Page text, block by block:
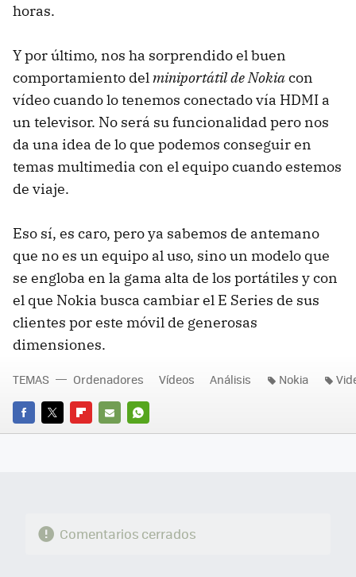
horas.
Y por último, nos ha sorprendido el buen
comportamiento delminiportátil de Nokiacon
vídeo cuando lo tenemos conectado vía HDMI a
un televisor. No será su funcionalidad pero nos
da una idea de lo que podemos conseguir en
temas multimedia con el equipo cuando estemos
de viaje.
Eso sí, es caro, pero ya sabemos de antemano
que no es un equipo al uso, sino un modelo que
se engloba en la gama alta de los portátiles y con
el que Nokia busca cambiar el E Series de sus
clientes por este móvil de generosas
dimensiones.
FACEBOOK
TWITTERFLIPBOARD
E-
WHATSAPP
TEMAS Ordenadores Vídeos Análisis Nokia
Comentarios cerrados